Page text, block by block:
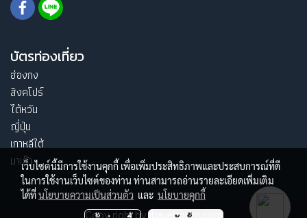
บัตรท่องเที่ยว
ฮ่องกง
สิงคโปร์
ไต้หวัน
ญี่ปุ่น
เกาหลีใต้
มาเก๊า
Copy right by itravelroom.com
เว็บไซต์นี้มีการใช้งานคุกกี้ เพื่อเพิ่มประสิทธิภาพและประสบการณ์ที่ดี
ในการใช้งานเว็บไซต์ของท่าน ท่านสามารถอ่านรายละเอียดเพิ่มเติม
ได้ที่นโยบายความเป็นส่วนตัว และ นโยบายคุกกี้